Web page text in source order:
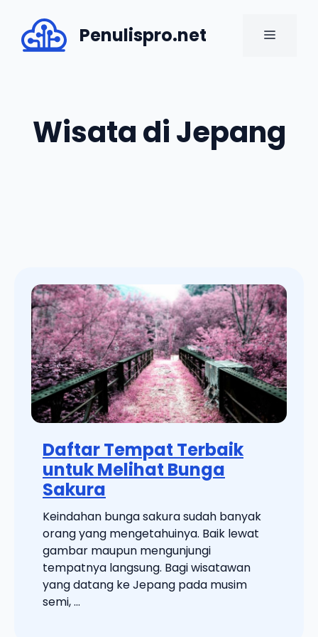
content
Penulispro.net MENU
Wisata di Jepang
Daftar Tempat Terbaik
untuk Melihat Bunga
Sakura
Keindahan bunga sakura sudah banyak
orang yang mengetahuinya. Baik lewat
gambar maupun mengunjungi
tempatnya langsung. Bagi wisatawan
yang datang ke Jepang pada musim
semi, ...